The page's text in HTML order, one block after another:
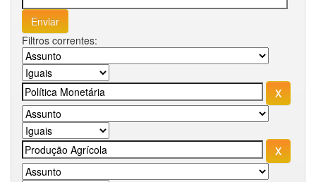
Filtros correntes: